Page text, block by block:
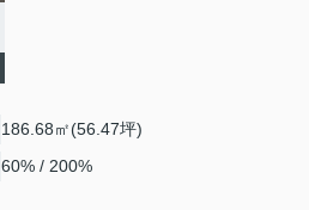
186.68㎡(56.47坪)
60% / 200%